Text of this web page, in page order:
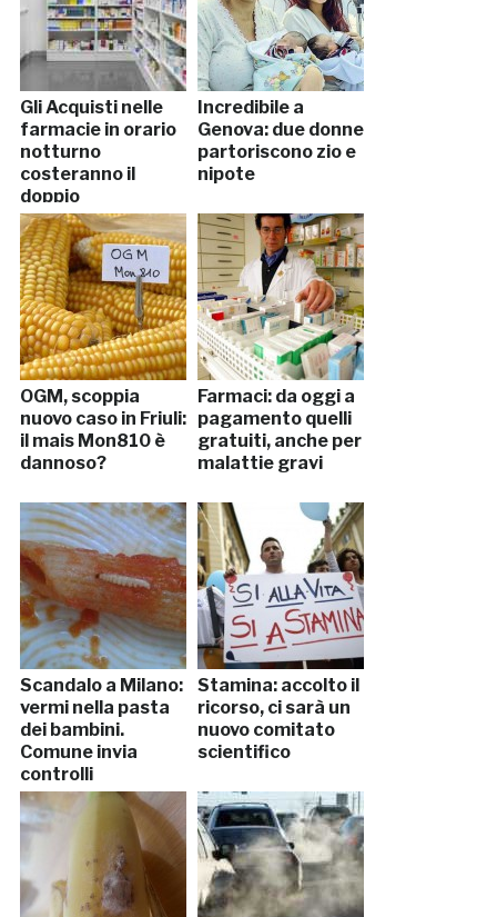
Gli Acquisti nelle
farmacie in orario
notturno
costeranno il
doppio
Incredibile a
Genova: due donne
partoriscono zio e
nipote
OGM, scoppia
nuovo caso in Friuli:
il mais Mon810 è
dannoso?
Farmaci: da oggi a
pagamento quelli
gratuiti, anche per
malattie gravi
Scandalo a Milano:
vermi nella pasta
dei bambini.
Comune invia
controlli
straordinari
Stamina: accolto il
ricorso, ci sarà un
nuovo comitato
scientifico